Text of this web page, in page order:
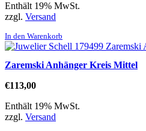
Enthält 19% MwSt.
zzgl. Versand
In den Warenkorb
Zaremski Anhänger Kreis Mittel
€113,00
Enthält 19% MwSt.
zzgl. Versand